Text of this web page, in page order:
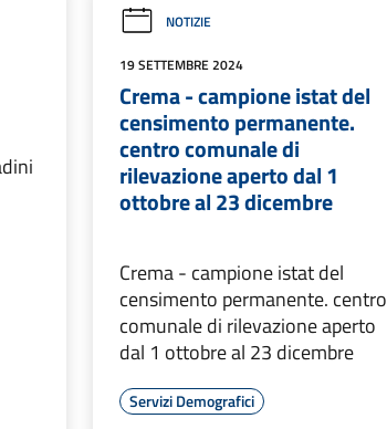
NOTIZIE
19 SETTEMBRE 2024
Crema - campione istat del
censimento permanente.
centro comunale di
rilevazione aperto dal 1
ottobre al 23 dicembre
Crema - campione istat del
censimento permanente. centro
comunale di rilevazione aperto
dal 1 ottobre al 23 dicembre
Servizi Demografici